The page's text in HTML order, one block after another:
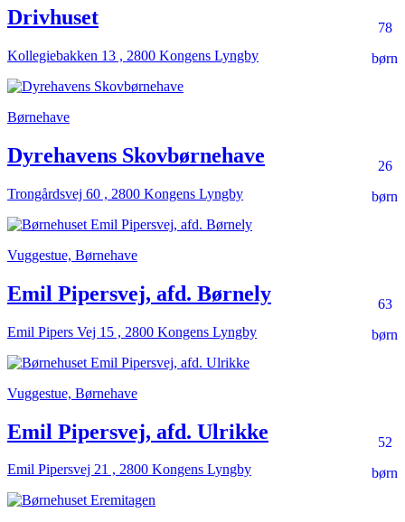
78
børn
Drivhuset
Kollegiebakken 13 , 2800 Kongens Lyngby
Børnehave
26
børn
Dyrehavens Skovbørnehave
Trongårdsvej 60 , 2800 Kongens Lyngby
Vuggestue, Børnehave
63
børn
Emil Pipersvej, afd. Børnely
Emil Pipers Vej 15 , 2800 Kongens Lyngby
Vuggestue, Børnehave
52
børn
Emil Pipersvej, afd. Ulrikke
Emil Pipersvej 21 , 2800 Kongens Lyngby